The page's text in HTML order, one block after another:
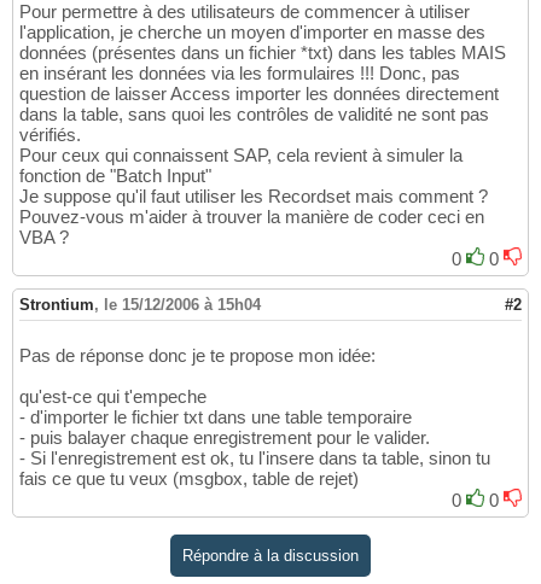
Pour permettre à des utilisateurs de commencer à utiliser
l'application, je cherche un moyen d'importer en masse des
données (présentes dans un fichier *txt) dans les tables MAIS
en insérant les données via les formulaires !!! Donc, pas
question de laisser Access importer les données directement
dans la table, sans quoi les contrôles de validité ne sont pas
vérifiés.
Pour ceux qui connaissent SAP, cela revient à simuler la
fonction de "Batch Input"
Je suppose qu'il faut utiliser les Recordset mais comment ?
Pouvez-vous m'aider à trouver la manière de coder ceci en
VBA ?
0
0
Strontium, le 15/12/2006 à 15h04 #2
Pas de réponse donc je te propose mon idée:
qu'est-ce qui t'empeche
- d'importer le fichier txt dans une table temporaire
- puis balayer chaque enregistrement pour le valider.
- Si l'enregistrement est ok, tu l'insere dans ta table, sinon tu
fais ce que tu veux (msgbox, table de rejet)
0
0
Répondre à la discussion